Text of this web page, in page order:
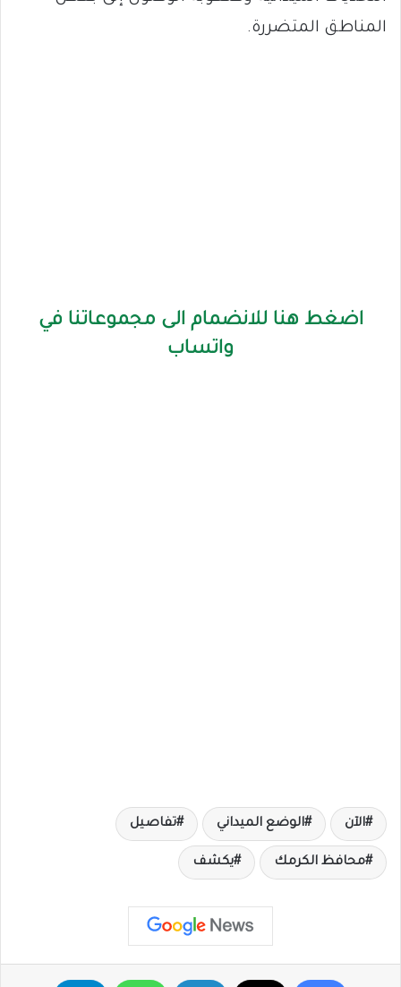
المناطق المتضررة.
اضغط هنا للانضمام الى مجموعاتنا في
واتساب
الآن الوضع الميداني تفاصيل
محافظ الكرمك يكشف